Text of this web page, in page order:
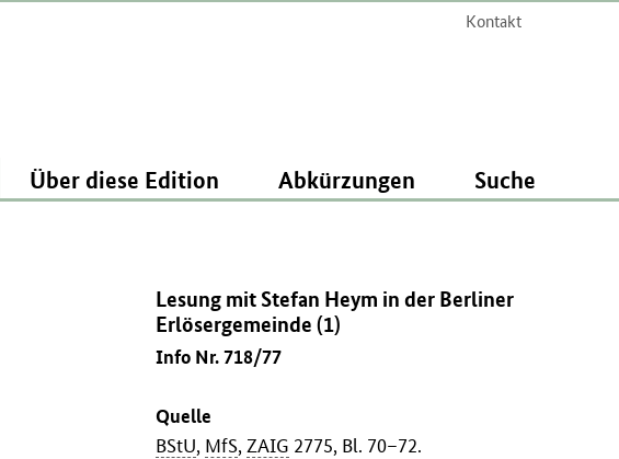
Kontakt
Über diese Edition Abkürzungen Suche
Lesung mit Stefan Heym in der Berliner
Erlösergemeinde (1)
Info Nr. 718/77
Quelle
BStU, MfS,ZAIG 2775, Bl. 70–72.